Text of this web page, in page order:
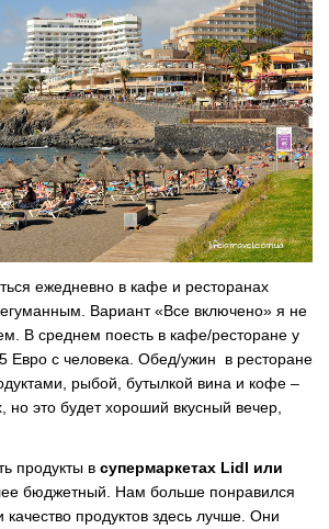
ежедневно в кафе и ресторанах
Вариант «Все включено» я не
В среднем поесть в кафе/ресторане у
Евро с человека. Обед/ужин в ресторане
рыбой, бутылкой вина и кофе –
но это будет хороший вкусный вечер,
продукты в супермаркетах Lidl или
бюджетный. Нам больше понравился
продуктов здесь лучше. Они